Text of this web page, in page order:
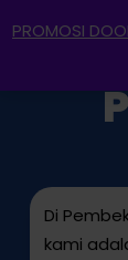
PROMOSI
to
Di
kami